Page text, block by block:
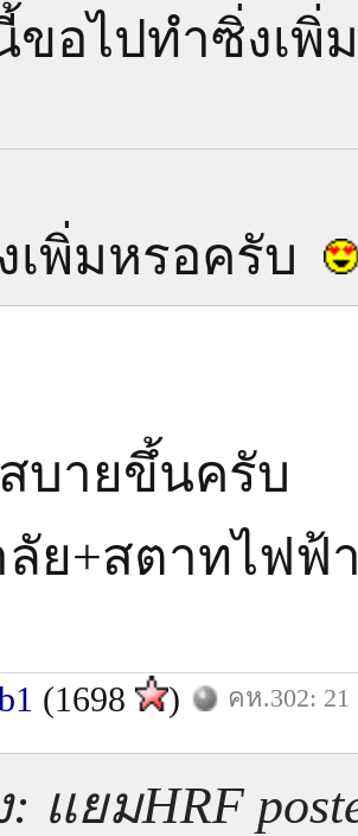
ขอไปทำซิ่งเพิ่
เพิ่มหรอครับ
บายขึ้นครับ
ย+สตาทไฟฟ้
(1698 ) คห.302: 21
แยมHRF